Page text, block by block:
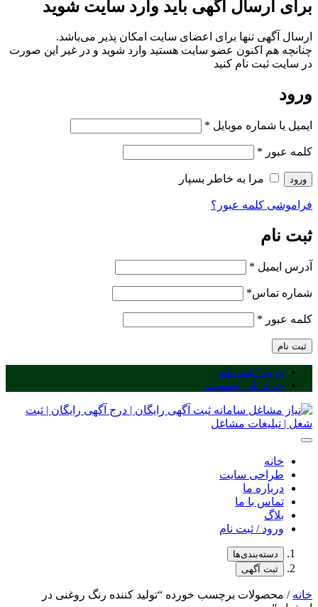
برای ارسال آگهی باید وارد سایت شوید
ارسال آگهی تنها برای اعضای سایت امکان پذیر می‌باشد.
چنانچه هم‌ اکنون عضو سایت هستید وارد شوید و در غیر این صورت
در سایت ثبت نام کنید
ورود
ایمیل یا شماره موبایل *
کلمه عبور *
ورود مرا به خاطر بسپار
فراموشی کلمه عبور؟
ثبت نام
آدرس ایمیل *
شماره تماس*
کلمه عبور *
ثبت نام
ورود / ثبت نام
خرید پلن عضویت
خانه
طراحی سایت
درباره ما
تماس با ما
بلاگ
ورود / ثبت نام
دسته‌بندی‌ها
ثبت آگهی
خانه / محصولات برچسب خورده “تولید کننده رنگ روغنی در